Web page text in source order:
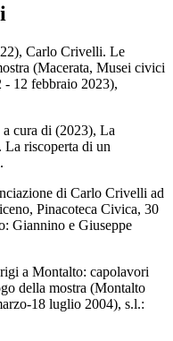
Carlo Crivelli. Le
(Macerata, Musei civici
- 12 febbraio 2023),
cura di (2023), La
riscoperta di un
di Carlo Crivelli ad
Pinacoteca Civica, 30
Giannino e Giuseppe
a Montalto: capolavori
della mostra (Montalto
18 luglio 2004), s.l.: